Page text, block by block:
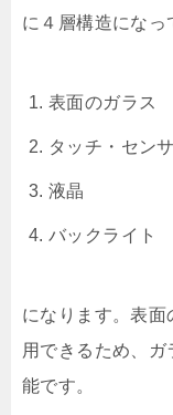
に４層構造になっ
表面のガラス
タッチ・セン
液晶
バックライト
になります。表面
用できるため、
能です。